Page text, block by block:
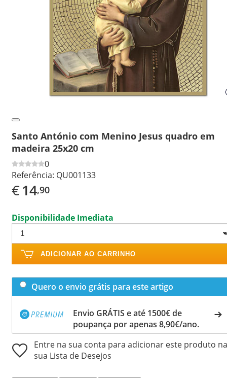
Santo António com Menino Jesus quadro em
madeira 25x20 cm
0
Referência: QU001133
€14,90
Disponibilidade Imediata
ADICIONAR AO CARRINHO
Quero o envio grátis para este artigo
Envio GRÁTIS e até 1500€ de
poupança por apenas 8,90€/ano.
Entre na sua conta para adicionar este produto na
sua Lista de Desejos